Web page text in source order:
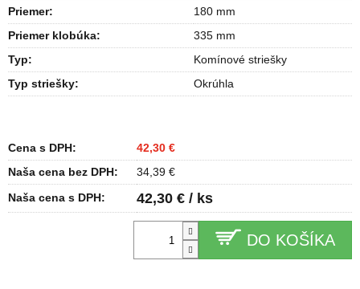
DO KOŠÍKA
Priemer:
180 mm
Priemer klobúka:
335 mm
Typ:
Komínové striešky
Typ striešky: Okrúhla
Cena s DPH:
42,30 €
Naša cena bez DPH:
34,39 €
Naša cena s DPH:
42,30 € / ks